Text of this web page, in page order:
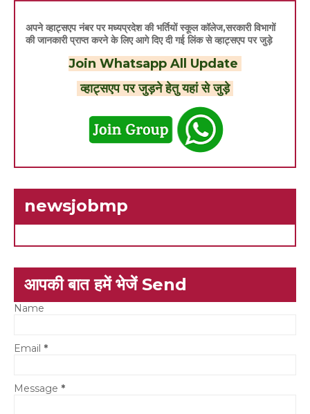
अपने व्हाट्सएप नंबर पर मध्यप्रदेश की भर्तियों स्कूल कॉलेज,सरकारी विभागों
की जानकारी प्राप्त करने के लिए आगे दिए दी गई लिंक से व्हाट्सएप पर जुड़े
Join Whatsapp All Update
व्हाट्सएप पर जुड़ने हेतु यहां से जुड़े
newsjobmp
आपकी बात हमें भेजें Send
Name
Email *
Message *